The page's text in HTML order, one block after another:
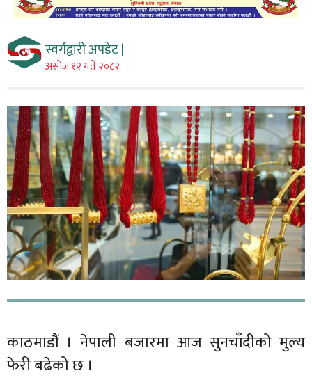
स्वर्गद्वारी अपडेट |
असाेज १२ गते २०८२
काठमाडौं । नेपाली बजारमा आज सुनचाँदीको मुल्य
फेरी बढेको छ ।